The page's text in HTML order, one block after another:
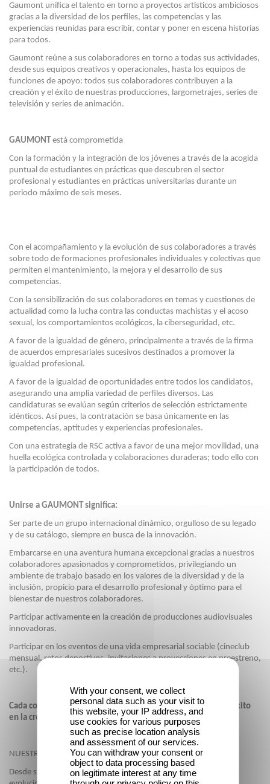
Gaumont unifica el talento en torno a proyectos artísticos ambiciosos
gracias a la diversidad de los perfiles, las competencias y las
experiencias reunidas para escribir, contar y poner en escena historias
para todos.
Gaumont reúne a sus colaboradores en torno a todas sus actividades,
desde sus equipos creativos y operacionales, hasta los equipos de
funciones de apoyo: todos sus colaboradores contribuyen a la
creación y el éxito de nuestras producciones, largometrajes, series de
televisión y series de animación.
GAUMONT está comprometida
Con la formación y la integración de los jóvenes a través de la acogida
puntual de estudiantes en prácticas que descubren el sector
profesional y estudiantes en prácticas universitarias durante un
periodo máximo de seis meses.
Con el acompañamiento y la evolución de sus colaboradores a través
sobre todo de formaciones profesionales individuales y colectivas que
permiten el mantenimiento, la mejora y el desarrollo de sus
competencias.
Con la sensibilización de sus colaboradores en temas y cuestiones de
actualidad como la lucha contra las conductas machistas y el acoso
sexual, los comportamientos ecológicos, la ciberseguridad, etc.
A favor de la igualdad de género, principalmente a través de la firma
de acuerdos empresariales sucesivos destinados a promover la
igualdad profesional.
A favor de la igualdad de oportunidades entre todos los candidatos,
asegurando una amplia variedad de perfiles diversos. Las
candidaturas se evalúan según criterios de selección estrictamente
idénticos. Así pues, la contratación se basa únicamente en las
competencias, aptitudes y experiencias profesionales.
Con una estrategia de RSC activa a favor de una mejor movilidad, una
huella ecológica controlada y colaboraciones duraderas; todo ello con
la participación de todos.
Unirse a GAUMONT significa:
Ser parte de un grupo internacional dinámico, orgulloso de su legado
y de su catálogo, siempre en busca de la innovación.
Embarcarse en una aventura humana excepcional gracias a nuestros
colaboradores apasionados y comprometidos, privilegiando un
ambiente de trabajo basado en los valores de la diversidad y de la
inclusión, propicio para el desarrollo profesional y óptimo para el
bienestar de nuestros colaboradores.
Participar activamente en la creación de producciones audiovisuales
innovadoras.
Participar en los eventos de una vida empresarial sociable (cineclub
mensual, retos deportivos, invitaciones a proyecciones en preestreno,
etc.).
Cada colaborador de GAUMONT es protagonista de nuestro éxito
en la creación de producciones audiovisuales.
NUESTRA VISIÓN DE LA RSC
Desde su creación, Gaumont ha anticipado y acompañado las
With your consent, we collect
personal data such as your visit to
this website, your IP address, and
use cookies for various purposes
such as precise location analysis
and assessment of our services.
You can withdraw your consent or
object to data processing based
on legitimate interest at any time